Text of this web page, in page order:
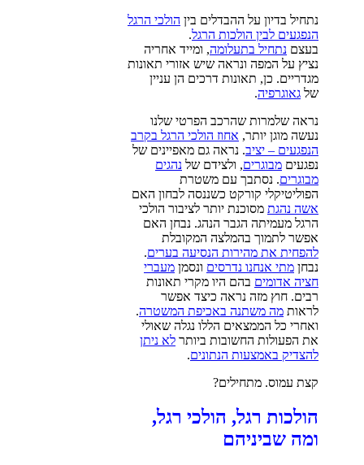
נתחיל בדיון על ההבדלים בין הולכי הרגל
הנפגעים לבין הולכות הרגל.
בעצם נתחיל בתעלומה, ומייד אחריה
נציץ על המפה ונראה שיש אזורי תאונות
מגדריים. כן, תאונות דרכים הן עניין
של גאוגרפיה.
נראה שלמרות שהרכב הפרטי שלנו
נעשה מוגן יותר, אחוז הולכי הרגל בקרב
הנפגעים – יציב. נראה גם מאפיינים של
נפגעים מבוגרים, ולצידם של נהגים
מבוגרים. נסתבך עם משטרת
הפוליטיקלי קורקט כשננסה לבחון האם
אשה נהגת מסוכנת יותר לציבור הולכי
הרגל מעמיתה הגבר הנהג. נבחן האם
אפשר לתמוך בהמלצה המקובלת
להפחית את מהירות הנסיעה בערים.
נבחן מתי אנחנו נדרסים ונסמן מעברי
חציה אדומים בהם היו מקרי תאונות
רבים. חוץ מזה נראה כיצד אפשר
לראות מה משתנה באכיפת המשטרה.
ואחרי כל הממצאים הללו נגלה שאולי
את הפעולות החשובות ביותר לא ניתן
להצדיק באמצעות הנתונים.
קצת עמוס. מתחילים?
הולכות רגל, הולכי רגל,
ומה שביניהם